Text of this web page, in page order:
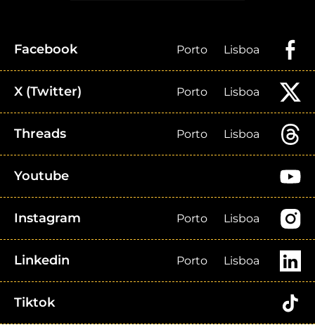
Facebook Porto Lisboa
X (Twitter) Porto Lisboa
Threads Porto Lisboa
Youtube
Instagram Porto Lisboa
Linkedin Porto Lisboa
Tiktok